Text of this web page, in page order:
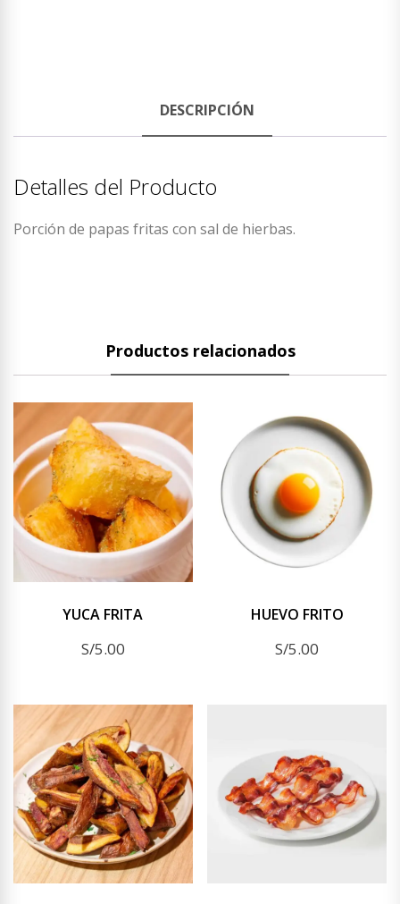
DESCRIPCIÓN
Detalles del Producto
Porción de papas fritas con sal de hierbas.
Productos relacionados
YUCA FRITA
S/5.00
HUEVO FRITO
S/5.00